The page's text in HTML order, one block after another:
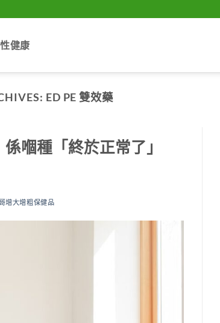
健康
ED PE 雙效藥
嗰種「終於正常了」
增大增粗保健品